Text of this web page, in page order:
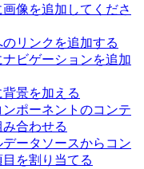
像を追加してくださ
リンクを追加する
ビゲーションを追加
景を加える
ポーネントのコンテ
み合わせる
データソースからコン
を割り当てる